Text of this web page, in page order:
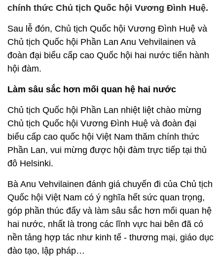
chính thức Chủ tịch Quốc hội Vương Đình Huệ.
Sau lễ đón, Chủ tịch Quốc hội Vương Đình Huệ và
Chủ tịch Quốc hội Phần Lan Anu Vehvilainen và
đoàn đại biểu cấp cao Quốc hội hai nước tiến hành
hội đàm.
Làm sâu sắc hơn mối quan hệ hai nước
Chủ tịch Quốc hội Phần Lan nhiệt liệt chào mừng
Chủ tịch Quốc hội Vương Đình Huệ và đoàn đại
biểu cấp cao quốc hội Việt Nam thăm chính thức
Phần Lan, vui mừng được hội đàm trực tiếp tại thủ
đô Helsinki.
Bà Anu Vehvilainen đánh giá chuyến đi của Chủ tịch
Quốc hội Việt Nam có ý nghĩa hết sức quan trọng,
góp phần thúc đẩy và làm sâu sắc hơn mối quan hệ
hai nước, nhất là trong các lĩnh vực hai bên đã có
nền tảng hợp tác như kinh tế - thương mại, giáo dục
đào tạo, lập pháp…